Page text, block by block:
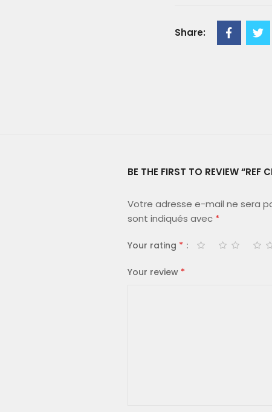
Share:
BE THE FIRST TO REVIEW “REF
Votre adresse e-mail ne sera
sont indiqués avec *
Your rating *
Your review *